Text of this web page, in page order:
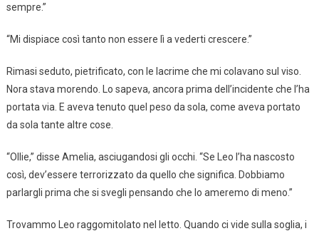
sempre.”
“Mi dispiace così tanto non essere lì a vederti crescere.”
Rimasi seduto, pietrificato, con le lacrime che mi colavano sul viso.
Nora stava morendo. Lo sapeva, ancora prima dell’incidente che l’ha
portata via. E aveva tenuto quel peso da sola, come aveva portato
da sola tante altre cose.
“Ollie,” disse Amelia, asciugandosi gli occhi. “Se Leo l’ha nascosto
così, dev’essere terrorizzato da quello che significa. Dobbiamo
parlargli prima che si svegli pensando che lo ameremo di meno.”
Trovammo Leo raggomitolato nel letto. Quando ci vide sulla soglia, i